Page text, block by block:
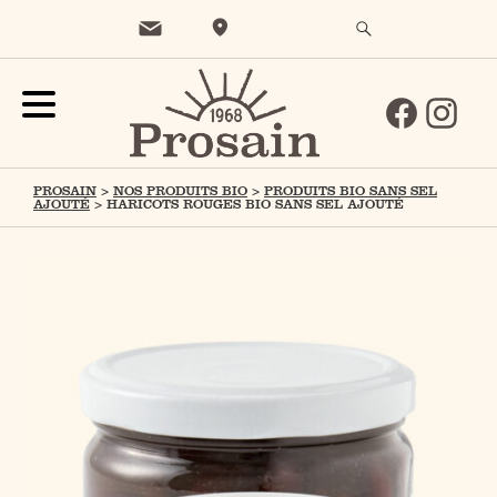
PROSAIN > NOS PRODUITS BIO > PRODUITS BIO SANS SEL
AJOUTÉ > HARICOTS ROUGES BIO SANS SEL AJOUTÉ